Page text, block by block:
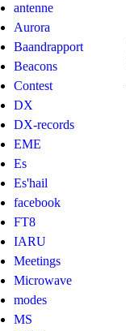
antenne
Aurora
Baandrapport
Beacons
Contest
DX
DX-records
EME
Es
Es'hail
facebook
FT8
IARU
Meetings
Microwave
modes
MS